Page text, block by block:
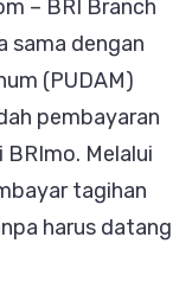
Air
Praktis
Lewat
BRImo
– BRI Branch
sama dengan
(PUDAM)
pembayaran
Melalui
tagihan
harus datang